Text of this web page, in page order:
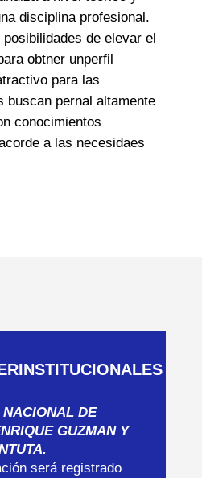
disciplina profesional.
de elevar el
obtner unperfil
para las
buscan pernal altamente
conocimientos
a las necesidaes
DE
GUZMAN Y
será registrado